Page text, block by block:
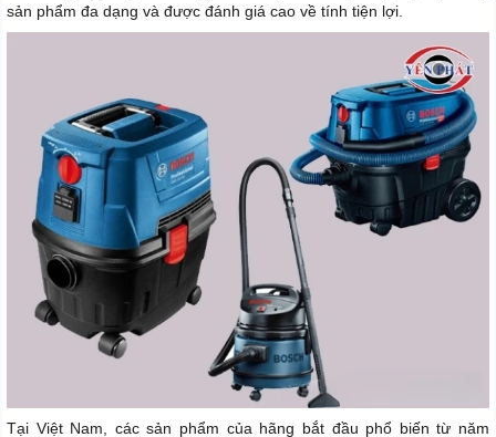
sản phẩm đa dạng và được đánh giá cao về tính tiện lợi.
Tại Việt Nam, các sản phẩm của hãng bắt đầu phổ biến từ năm